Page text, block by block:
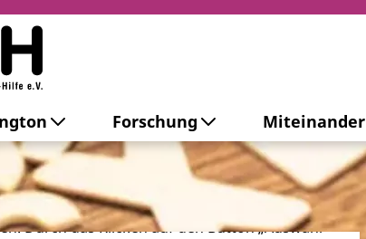
Forschung Miteinander
Cookies und Tracking-Tools ein. Dies
Tools, die für den Betrieb der Webseite
die zu statistischen Zwecken sowie zur
der Webseite und zur Anzeige personalisierter
Durch das Klicken auf den Button „Auswahl